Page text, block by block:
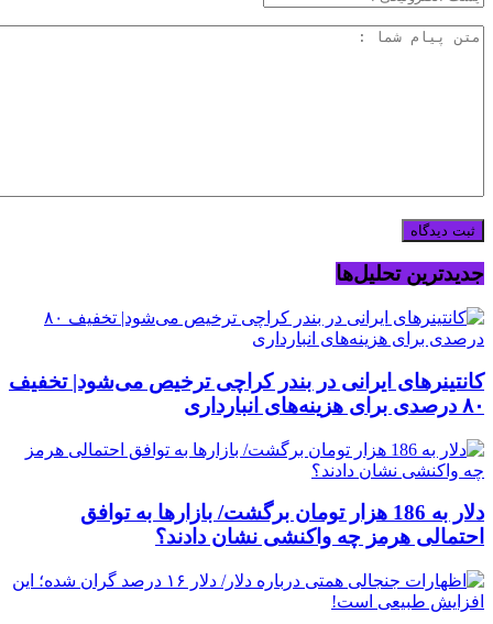
جدیدترین تحلیل‌ها
کانتینرهای ایرانی در بندر کراچی ترخیص می‌شود| تخفیف
۸۰ درصدی برای هزینه‌های انبارداری
دلار به 186 هزار تومان برگشت/ بازارها به توافق
احتمالی هرمز چه واکنشی نشان دادند؟